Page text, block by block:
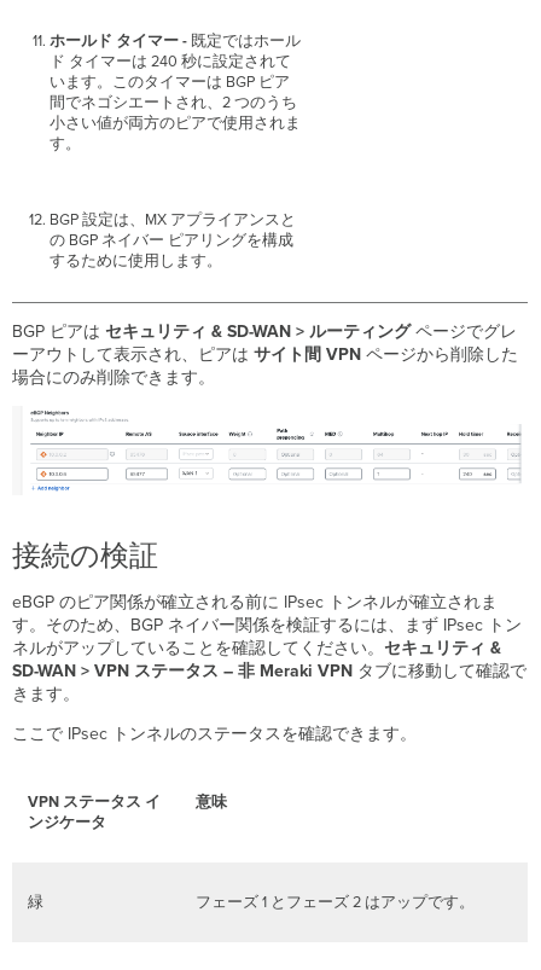
ホールド タイマー - 既定ではホール
ド タイマーは 240 秒に設定されて
います。このタイマーは BGP ピア
間でネゴシエートされ、2 つのうち
小さい値が両方のピアで使用されま
す。
BGP 設定は、MX アプライアンスと
の BGP ネイバー ピアリングを構成
するために使用します。
BGP ピアはセキュリティ & SD-WAN > ルーティングページでグレ
ーアウトして表示され、ピアはサイト間 VPN ページから削除した
場合にのみ削除できます。
接続の検証
eBGP のピア関係が確立される前に IPsec トンネルが確立されま
す。そのため、BGP ネイバー関係を検証するには、まず IPsec トン
ネルがアップしていることを確認してください。セキュリティ &
SD-WAN > VPN ステータス – 非 Meraki VPN タブに移動して確認で
きます。
ここで IPsec トンネルのステータスを確認できます。
VPN ステータス イ
ンジケータ
意味
緑 フェーズ 1 とフェーズ 2 はアップです。